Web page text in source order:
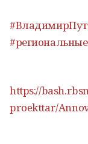
https://
proekttar/